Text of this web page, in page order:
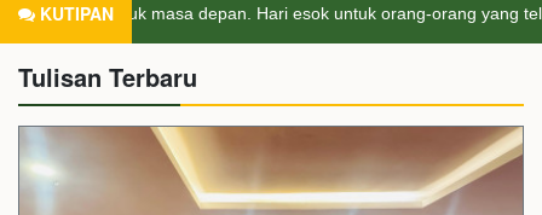
KUTIPAN
depan. Hari esok untuk orang-orang yang telah
Tulisan Terbaru